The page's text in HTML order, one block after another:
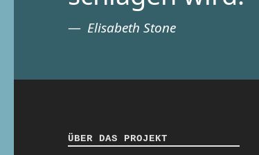
Elisabeth Stone
ÜBER DAS PROJEKT